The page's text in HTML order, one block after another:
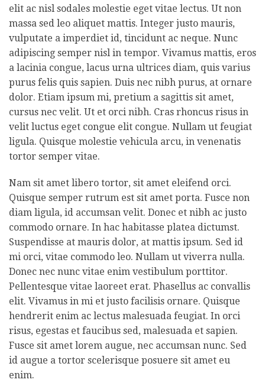
elit ac nisl sodales molestie eget vitae lectus. Ut non
massa sed leo aliquet mattis. Integer justo mauris,
vulputate a imperdiet id, tincidunt ac neque. Nunc
adipiscing semper nisl in tempor. Vivamus mattis, eros
a lacinia congue, lacus urna ultrices diam, quis varius
purus felis quis sapien. Duis nec nibh purus, at ornare
dolor. Etiam ipsum mi, pretium a sagittis sit amet,
cursus nec velit. Ut et orci nibh. Cras rhoncus risus in
velit luctus eget congue elit congue. Nullam ut feugiat
ligula. Quisque molestie vehicula arcu, in venenatis
tortor semper vitae.
Nam sit amet libero tortor, sit amet eleifend orci.
Quisque semper rutrum est sit amet porta. Fusce non
diam ligula, id accumsan velit. Donec et nibh ac justo
commodo ornare. In hac habitasse platea dictumst.
Suspendisse at mauris dolor, at mattis ipsum. Sed id
mi orci, vitae commodo leo. Nullam ut viverra nulla.
Donec nec nunc vitae enim vestibulum porttitor.
Pellentesque vitae laoreet erat. Phasellus ac convallis
elit. Vivamus in mi et justo facilisis ornare. Quisque
hendrerit enim ac lectus malesuada feugiat. In orci
risus, egestas et faucibus sed, malesuada et sapien.
Fusce sit amet lorem augue, nec accumsan nunc. Sed
id augue a tortor scelerisque posuere sit amet eu
enim.